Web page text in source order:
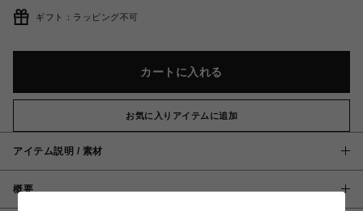
ギフト：ラッピング不可
カートに入れる
お気に入りアイテムに追加
アイテム説明 / 素材
概要